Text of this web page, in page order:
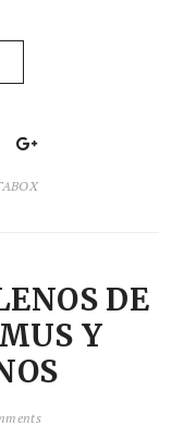
DE
Y